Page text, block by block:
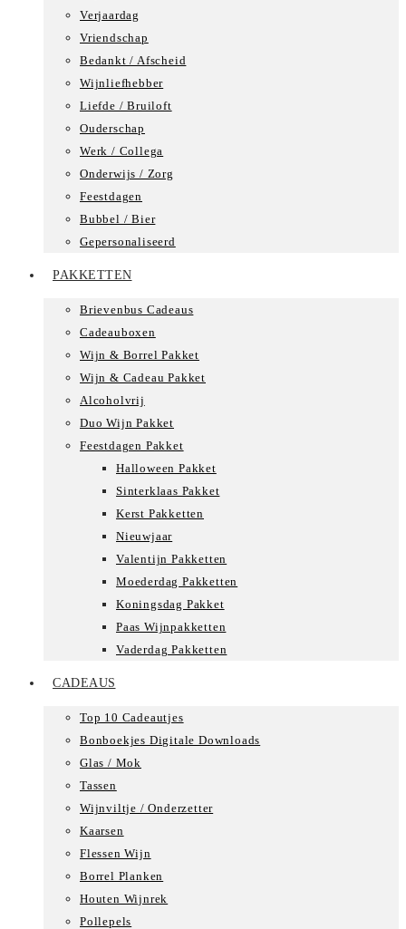
Verjaardag
Vriendschap
Bedankt / Afscheid
Wijnliefhebber
Liefde / Bruiloft
Ouderschap
Werk / Collega
Onderwijs / Zorg
Feestdagen
Bubbel / Bier
Gepersonaliseerd
PAKKETTEN
Brievenbus Cadeaus
Cadeauboxen
Wijn & Borrel Pakket
Wijn & Cadeau Pakket
Alcoholvrij
Duo Wijn Pakket
Feestdagen Pakket
Halloween Pakket
Sinterklaas Pakket
Kerst Pakketten
Nieuwjaar
Valentijn Pakketten
Moederdag Pakketten
Koningsdag Pakket
Paas Wijnpakketten
Vaderdag Pakketten
CADEAUS
Top 10 Cadeautjes
Bonboekjes Digitale Downloads
Glas / Mok
Tassen
Wijnviltje / Onderzetter
Kaarsen
Flessen Wijn
Borrel Planken
Houten Wijnrek
Pollepels